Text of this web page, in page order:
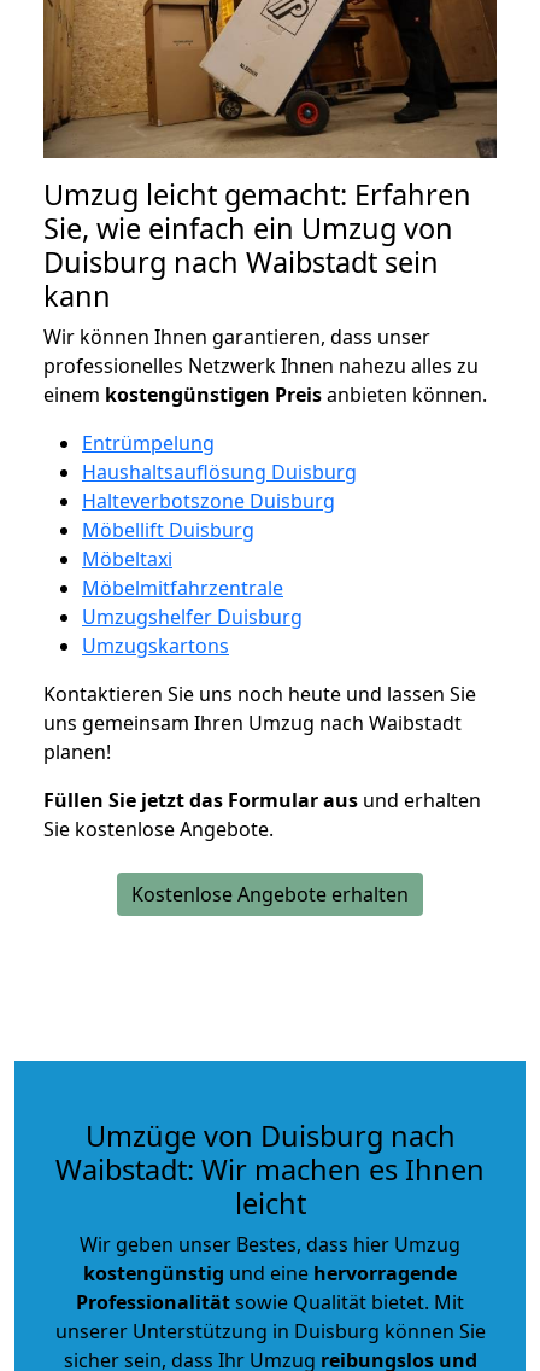
Umzug leicht gemacht: Erfahren
Sie, wie einfach ein Umzug von
Duisburg nach Waibstadt sein
kann
Wir können Ihnen garantieren, dass unser
professionelles Netzwerk Ihnen nahezu alles zu
einem kostengünstigen Preisanbieten können.
Entrümpelung
Haushaltsauflösung Duisburg
Halteverbotszone Duisburg
Möbellift Duisburg
Möbeltaxi
Möbelmitfahrzentrale
Umzugshelfer Duisburg
Umzugskartons
Kontaktieren Sie uns noch heute und lassen Sie
uns gemeinsam Ihren Umzug nach Waibstadt
planen!
Füllen Sie jetzt das Formular aus und erhalten
Sie kostenlose Angebote.
Kostenlose Angebote erhalten
Umzüge von Duisburg nach
Waibstadt: Wir machen es Ihnen
leicht
Wir geben unser Bestes, dass hier Umzug
kostengünstig und eine hervorragende
Professionalitätsowie Qualität bietet. Mit
unserer Unterstützung in Duisburg können Sie
sicher sein, dass Ihr Umzug reibungslos und